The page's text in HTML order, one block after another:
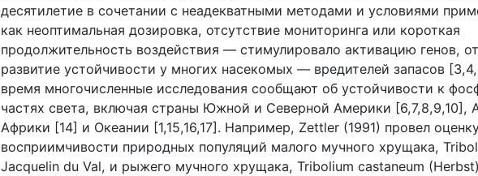
десятилетие в сочетании с неадекватными методами и условиями
как неоптимальная дозировка, отсутствие мониторинга или короткая
продолжительность воздействия — стимулировало активацию генов,
развитие устойчивости у многих насекомых — вредителей запасов
время многочисленные исследования сообщают об устойчивости к
частях света, включая страны Южной и Северной Америки [6,7,8,9,10],
Африки [14] и Океании [1,15,16,17]. Например, Zettler (1991) провел
восприимчивости природных популяций малого мучного хрущака,
Jacquelin du Val, и рыжего мучного хрущака, Tribolium castaneum (Herbst